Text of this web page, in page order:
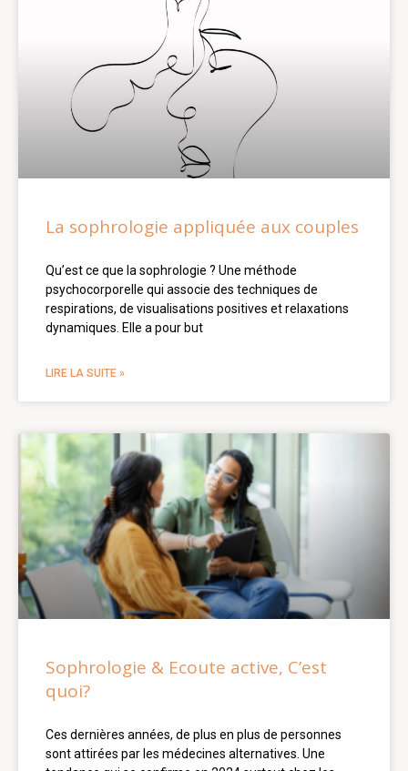
La sophrologie appliquée aux couples
Qu’est ce que la sophrologie ? Une méthode
psychocorporelle qui associe des techniques de
respirations, de visualisations positives et relaxations
dynamiques. Elle a pour but
LIRE LA SUITE »
Sophrologie & Ecoute active, C’est
quoi?
Ces dernières années, de plus en plus de personnes
sont attirées par les médecines alternatives. Une